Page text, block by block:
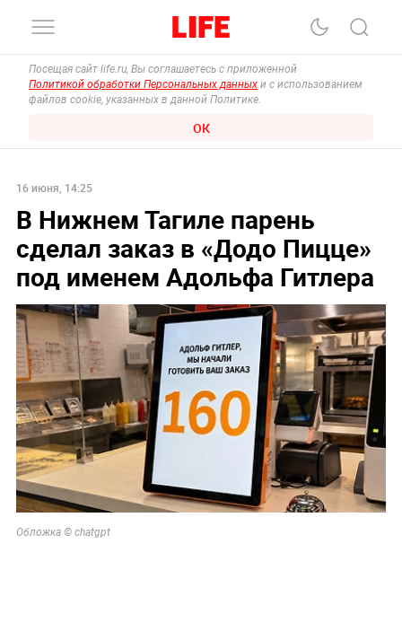
Посещая сайт life.ru, Вы соглашаетесь с приложенной
Политикой обработки Персональных данных и с использованием
файлов cookie, указанных в данной Политике.
ОК
16 июня, 14:25
В Нижнем Тагиле парень
сделал заказ в «Додо Пицце»
под именем Адольфа Гитлера
Обложка © chatgpt